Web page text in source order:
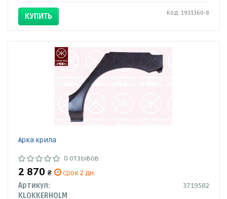
КУПИТЬ Код: 1931360-8
Арка крила
0 отзывов
2 870 ₴
срок 2 дн.
Артикул:
3719582
KLOKKERHOLM